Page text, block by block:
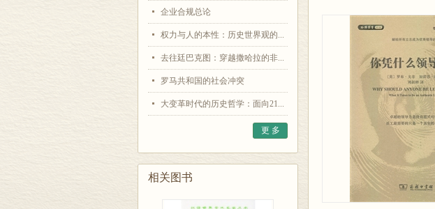
企业合规总论
权力与人的本性：历史世界观的...
去往廷巴克图：穿越撒哈拉的非...
罗马共和国的社会冲突
大变革时代的历史哲学：面向21...
更 多
相关图书